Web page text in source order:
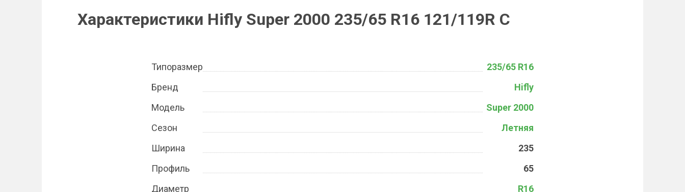
Характеристики Hifly Super 2000 235/65 R16 121/119R C
Типоразмер
235/65 R16
Бренд
Hifly
Модель
Super 2000
Сезон
Летняя
Ширина
235
Профиль
65
Диаметр
R16